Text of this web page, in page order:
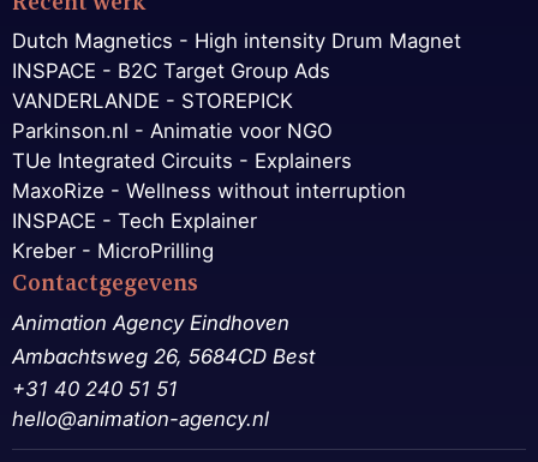
Dutch Magnetics - High intensity Drum Magnet
INSPACE - B2C Target Group Ads
VANDERLANDE - STOREPICK
Parkinson.nl - Animatie voor NGO
TUe Integrated Circuits - Explainers
MaxoRize - Wellness without interruption
INSPACE - Tech Explainer
Kreber - MicroPrilling
Contactgegevens
Animation Agency Eindhoven
Ambachtsweg 26, 5684CD Best
+31 40 240 51 51
hello@animation-agency.nl